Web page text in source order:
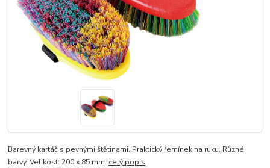
Barevný kartáč s pevnými štětinami. Praktický řemínek na ruku. Různé
barvy. Velikost: 200 x 85 mm. celý popis